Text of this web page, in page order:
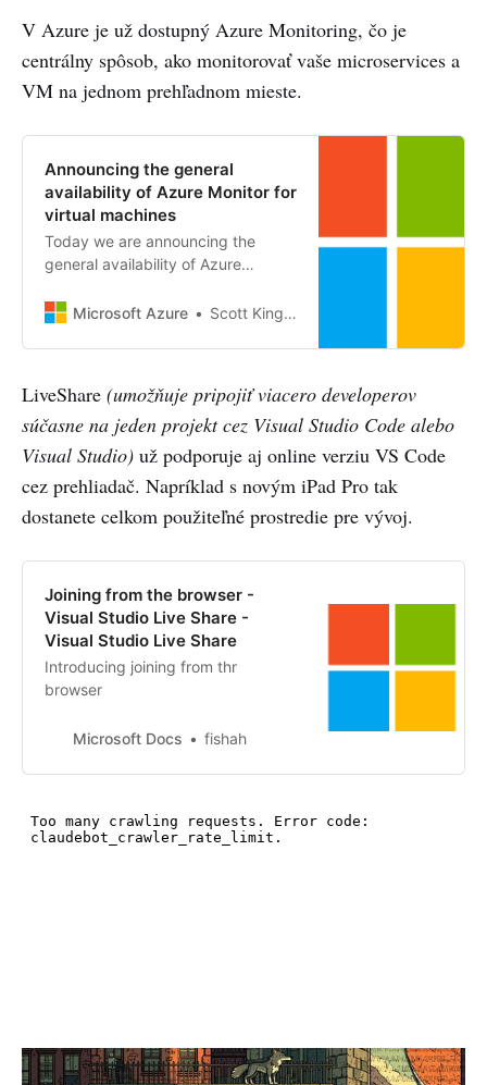
holding any online conference in its
place either. “Out of concern for
the health and safety of our
communities — and in […]
V Azure je už dostupný Azure Monitoring, čo je
centrálny spôsob, ako monitorovať vaše microservices a
VM na jednom prehľadnom mieste.
Announcing the general
availability of Azure Monitor for
virtual machines
Today we are announcing the
general availability of Azure
which provides an in-depth view of
dependencies.
Microsoft Azure Scott Kinghorn
LiveShare (umožňuje pripojiť viacero developerov
súčasne na jeden projekt cez Visual Studio Code alebo
Visual Studio) už podporuje aj online verziu VS Code
cez prehliadač. Napríklad s novým iPad Pro tak
dostanete celkom použiteľné prostredie pre vývoj.
Joining from the browser -
Visual Studio Live Share -
Visual Studio Live Share
Introducing joining from thr
browser
Microsoft Docs fishah